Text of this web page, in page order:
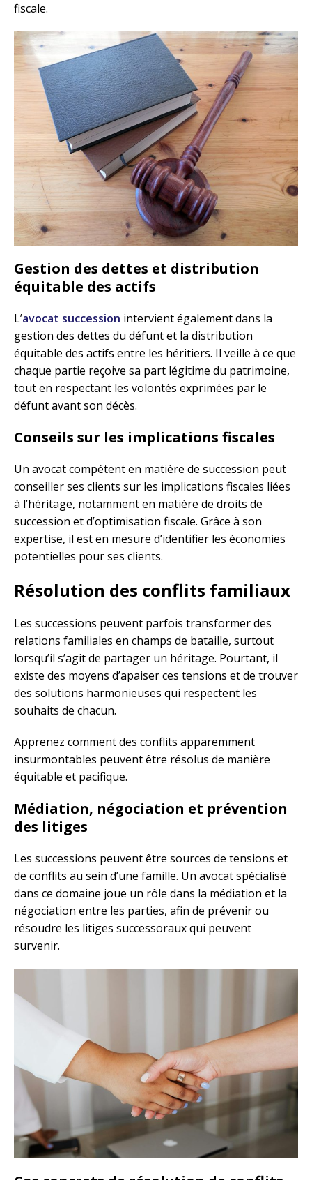
fiscale.
Gestion des dettes et distribution
équitable des actifs
L’avocat succession intervient également dans la
gestion des dettes du défunt et la distribution
équitable des actifs entre les héritiers. Il veille à ce que
chaque partie reçoive sa part légitime du patrimoine,
tout en respectant les volontés exprimées par le
défunt avant son décès.
Conseils sur les implications fiscales
Un avocat compétent en matière de succession peut
conseiller ses clients sur les implications fiscales liées
à l’héritage, notamment en matière de droits de
succession et d’optimisation fiscale. Grâce à son
expertise, il est en mesure d’identifier les économies
potentielles pour ses clients.
Résolution des conflits familiaux
Les successions peuvent parfois transformer des
relations familiales en champs de bataille, surtout
lorsqu’il s’agit de partager un héritage. Pourtant, il
existe des moyens d’apaiser ces tensions et de trouver
des solutions harmonieuses qui respectent les
souhaits de chacun.
Apprenez comment des conflits apparemment
insurmontables peuvent être résolus de manière
équitable et pacifique.
Médiation, négociation et prévention
des litiges
Les successions peuvent être sources de tensions et
de conflits au sein d’une famille. Un avocat spécialisé
dans ce domaine joue un rôle dans la médiation et la
négociation entre les parties, afin de prévenir ou
résoudre les litiges successoraux qui peuvent
survenir.